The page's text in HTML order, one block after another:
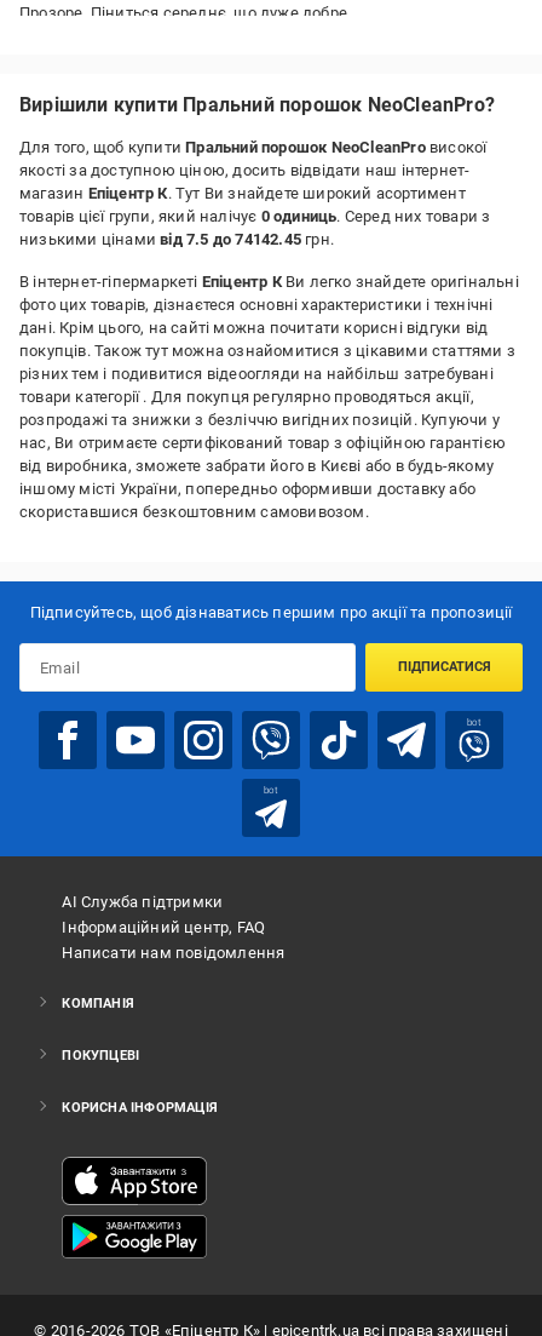
Прозоре. Піниться середнє, що дуже добре.
Вирішили купити Пральний порошок NeoCleanPro?
Для того, щоб купитиПральний порошок NeoCleanProвисокої
якості за доступною ціною, досить відвідати наш інтернет-
магазин Епіцентр К. Тут Ви знайдете широкий асортимент
товарів цієї групи, який налічує 0 одиниць. Серед них товари з
низькими цінамивід 7.5 до 74142.45 грн.
В інтернет-гіпермаркеті Епіцентр КВи легко знайдете оригінальні
фото цих товарів, дізнаєтеся основні характеристики і технічні
дані. Крім цього, на сайті можна почитати корисні відгуки від
покупців. Також тут можна ознайомитися з цікавими статтями з
різних тем і подивитися відеоогляди на найбільш затребувані
товари категорії . Для покупця регулярно проводяться акції,
розпродажі та знижки з безліччю вигідних позицій. Купуючи у
нас, Ви отримаєте сертифікований товар з офіційною гарантією
від виробника, зможете забрати його в Києві або в будь-якому
іншому місті України, попередньо оформивши доставку або
скориставшися безкоштовним самовивозом.
Підписуйтесь, щоб дізнаватись першим про акції та пропозиції
ПІДПИСАТИСЯ
bot
bot
АІ Служба підтримки
Інформаційний центр, FAQ
Написати нам повідомлення
КОМПАНІЯ
ПОКУПЦЕВІ
КОРИСНА ІНФОРМАЦІЯ
© 2016-2026 ТОВ «Епіцентр К»| epicentrk.ua всі права захищені